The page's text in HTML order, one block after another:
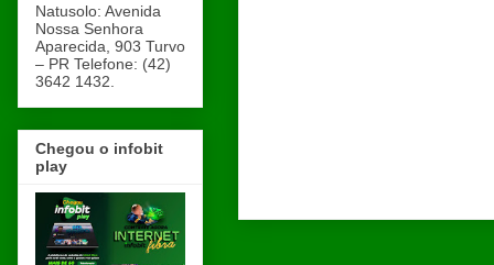
Natusolo: Avenida
Nossa Senhora
Aparecida, 903 Turvo
– PR Telefone: (42)
3642 1432.
Chegou o infobit
play